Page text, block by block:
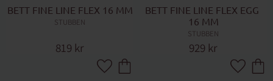
BETT FINE LINE FLEX 16 MM
STUBBEN
819 kr
Lägg till i favoriter
BETT FINE LINE FLEX EGG
16 MM
STUBBEN
929 kr
Lägg till